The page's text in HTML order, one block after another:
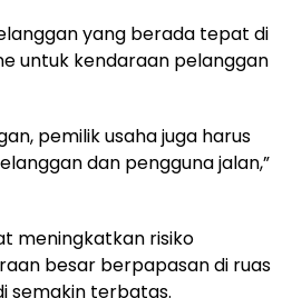
yang berada tepat di
untuk kendaraan pelanggan
pemilik usaha juga harus
dan pengguna jalan,”
meningkatkan risiko
besar berpapasan di ruas
semakin terbatas.